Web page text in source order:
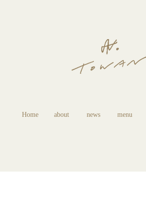
Home about news menu